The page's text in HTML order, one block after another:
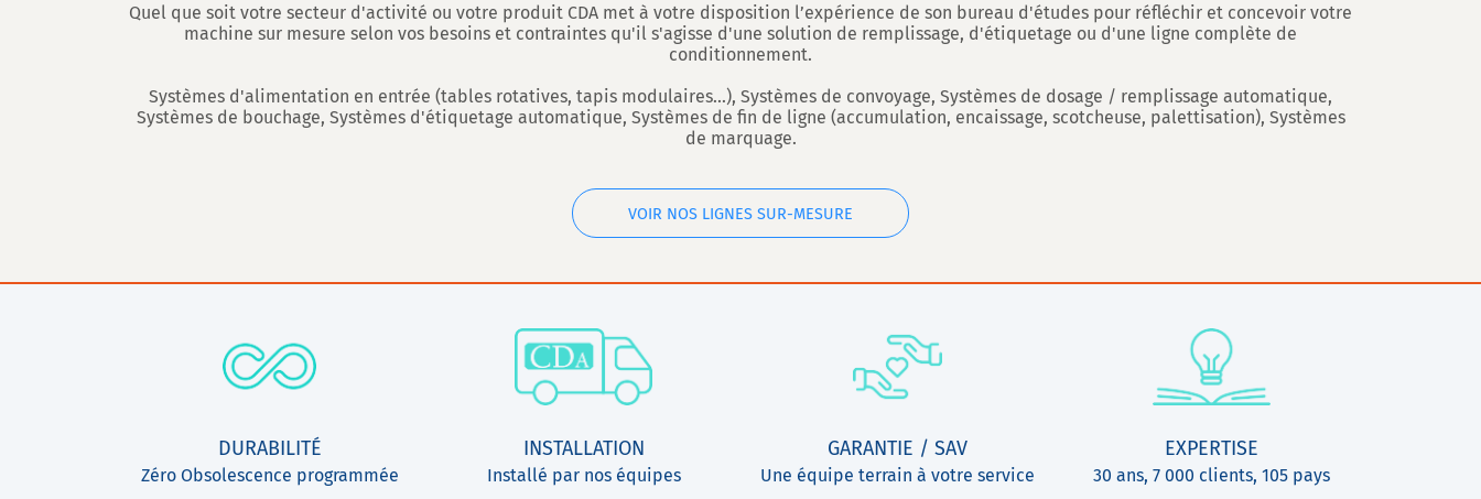
Quel que soit votre secteur d'activité ou votre produit CDA met à votre disposition l’expérience de son bureau d'études pour réfléchir et concevoir votre
machine sur mesure selon vos besoins et contraintes qu'il s'agisse d'une solution de remplissage, d'étiquetage ou d'une ligne complète de
conditionnement.
Systèmes d'alimentation en entrée (tables rotatives, tapis modulaires...), Systèmes de convoyage, Systèmes de dosage / remplissage automatique,
Systèmes de bouchage, Systèmes d'étiquetage automatique, Systèmes de fin de ligne (accumulation, encaissage, scotcheuse, palettisation), Systèmes
de marquage.
VOIR NOS LIGNES SUR-MESURE
DURABILITÉ
Zéro Obsolescence programmée
INSTALLATION
Installé par nos équipes
GARANTIE / SAV
Une équipe terrain à votre service
EXPERTISE
30 ans, 7 000 clients, 105 pays